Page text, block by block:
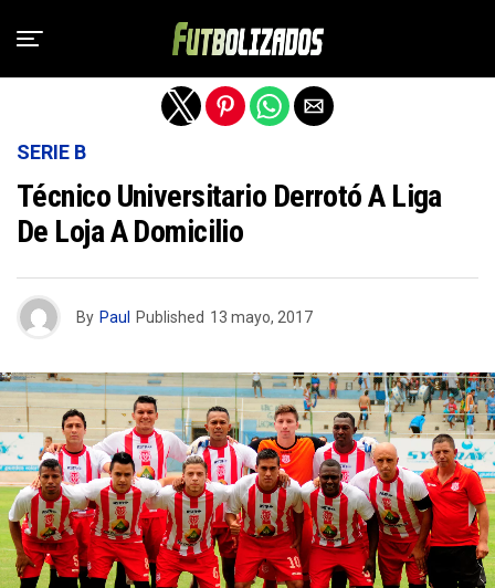
SERIE B
Técnico Universitario Derrotó A Liga
De Loja A Domicilio
By Paul Published 13 mayo, 2017
Salir de la versión móvil